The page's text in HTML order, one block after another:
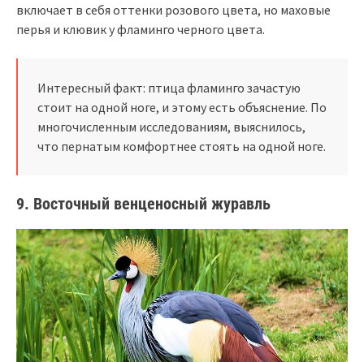
включает в себя оттенки розового цвета, но маховые
перья и клювик у фламинго черного цвета.
Интересный факт: птица фламинго зачастую
стоит на одной ноге, и этому есть объяснение. По
многочисленным исследованиям, выяснилось,
что пернатым комфортнее стоять на одной ноге.
9. Восточный венценосный журавль